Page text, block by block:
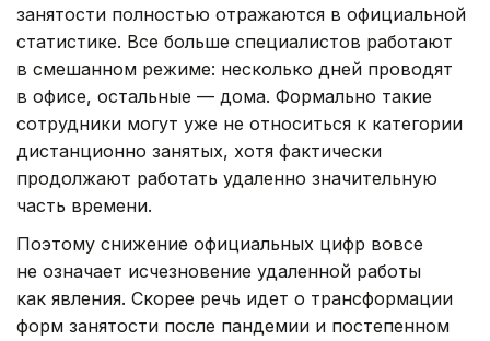
занятости полностью отражаются в официальной
статистике. Все больше специалистов работают
в смешанном режиме: несколько дней проводят
в офисе, остальные — дома. Формально такие
сотрудники могут уже не относиться к категории
дистанционно занятых, хотя фактически
продолжают работать удаленно значительную
часть времени.
Поэтому снижение официальных цифр вовсе
не означает исчезновение удаленной работы
как явления. Скорее речь идет о трансформации
форм занятости после пандемии и постепенном